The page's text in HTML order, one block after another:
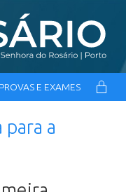
PROVAS E EXAMES
para a